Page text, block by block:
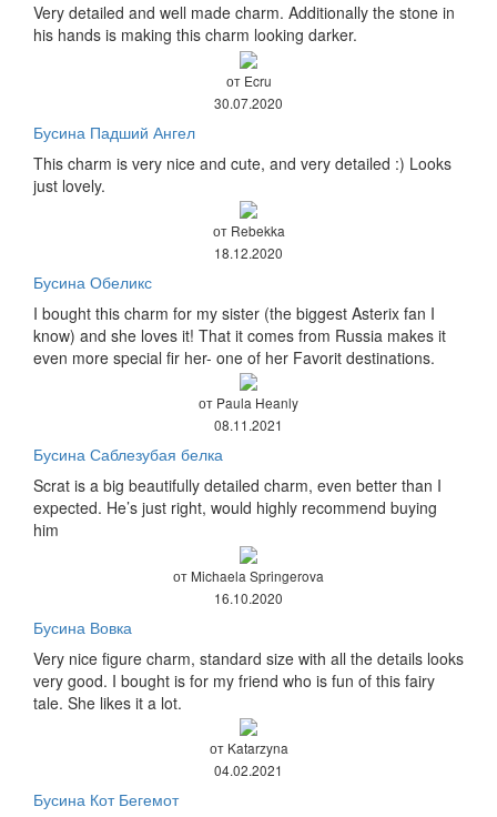
Very detailed and well made charm. Additionally the stone in
his hands is making this charm looking darker.
от Ecru
30.07.2020
Бусина Падший Ангел
This charm is very nice and cute, and very detailed :) Looks
just lovely.
от Rebekka
18.12.2020
Бусина Обеликс
I bought this charm for my sister (the biggest Asterix fan I
know) and she loves it! That it comes from Russia makes it
even more special fir her- one of her Favorit destinations.
от Paula Heanly
08.11.2021
Бусина Саблезубая белка
Scrat is a big beautifully detailed charm, even better than I
expected. He’s just right, would highly recommend buying
him
от Michaela Springerova
16.10.2020
Бусина Вовка
Very nice figure charm, standard size with all the details looks
very good. I bought is for my friend who is fun of this fairy
tale. She likes it a lot.
от Katarzyna
04.02.2021
Бусина Кот Бегемот